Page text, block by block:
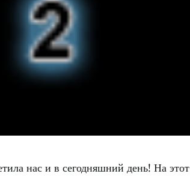
нас и в сегодняшний день! На